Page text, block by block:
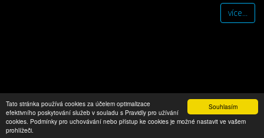
Souhlasím
Tato stránka používá cookies za účelem optimalizace
efektivního poskytování služeb v souladu s Pravidly pro užívání
cookies. Podmínky pro uchovávání nebo přístup ke cookies je možné nastavit ve vašem
prohlížeči.
více...
Copyright © FGR Factory 2016